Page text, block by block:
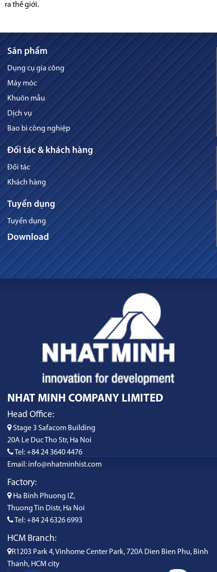
ra thế giới.
Sản phẩm
Dụng cụ gia công
Máy móc
Khuôn mẫu
Dịch vụ
Bao bì công nghiệp
Đối tác & khách hàng
Đối tác
Khách hàng
Tuyển dụng
Tuyển dụng
Download
NHAT MINH COMPANY LIMITED
Head Office:
Stage 3 Safacom Building
20A Le Duc Tho Str, Ha Noi
Tel: +84 24 3640 4476
Email: info@nhatminhist.com
Factory:
Ha Binh Phuong IZ,
Thuong Tin Distr, Ha Noi
Tel: +84 24 6326 6993
HCM Branch:
R1203 Park 4, Vinhome Center Park, 720A Dien Bien Phu, Binh
Thanh, HCM city